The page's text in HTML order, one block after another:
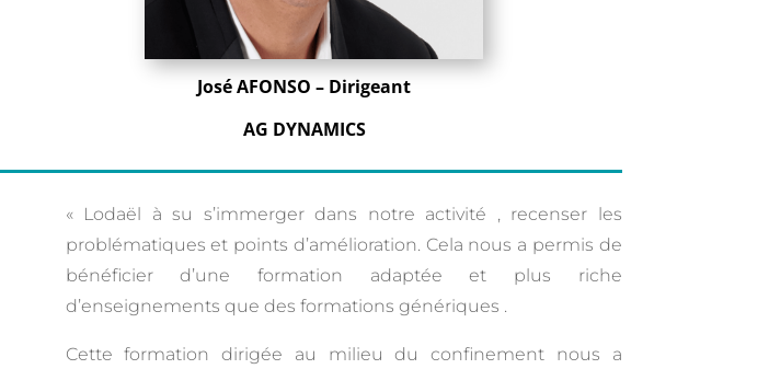
José AFONSO – Dirigeant
AG DYNAMICS
« Lodaël à su s’immerger dans notre activité , recenser les
problématiques et points d’amélioration. Cela nous a permis de
bénéficier d’une formation adaptée et plus riche
d’enseignements que des formations génériques .
Cette formation dirigée au milieu du confinement nous a